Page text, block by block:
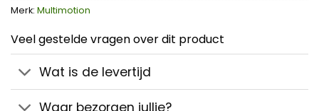
Merk: Multimotion
Veel gestelde vragen over dit product
Wat is de levertijd
Waar bezorgen jullie?